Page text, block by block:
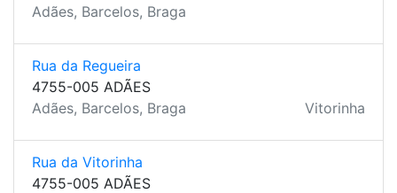
Adães, Barcelos, Braga
Rua da Regueira
4755-005 ADÃES
Adães, Barcelos, Braga
Vitorinha
Rua da Vitorinha
4755-005 ADÃES